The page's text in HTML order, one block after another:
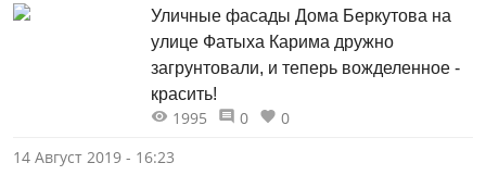
Уличные фасады Дома Беркутова на
улице Фатыха Карима дружно
загрунтовали, и теперь вожделенное -
красить!
1995 0
0
14 Август 2019 - 16:23